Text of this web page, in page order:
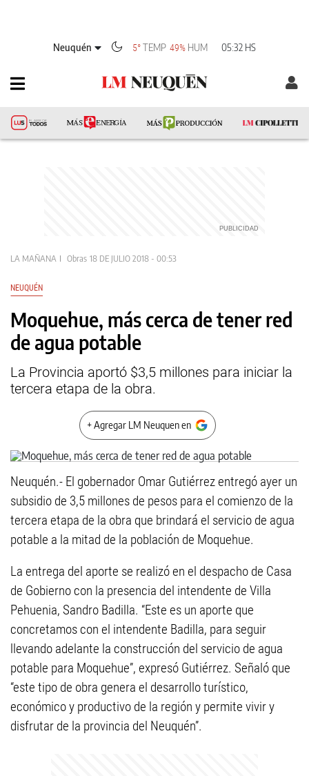
Neuquén 5°TEMP 49% HUM 05:32 HS
LA MAÑANA Obras 18 DE JULIO 2018 - 00:53
NEUQUÉN
Moquehue, más cerca de tener red
de agua potable
La Provincia aportó $3,5 millones para iniciar la
tercera etapa de la obra.
+ Agregar LM Neuquen en
Neuquén.- El gobernador Omar Gutiérrez entregó ayer un
subsidio de 3,5 millones de pesos para el comienzo de la
tercera etapa de la obra que brindará el servicio de agua
potable a la mitad de la población de Moquehue.
La entrega del aporte se realizó en el despacho de Casa
de Gobierno con la presencia del intendente de Villa
Pehuenia, Sandro Badilla. “Este es un aporte que
concretamos con el intendente Badilla, para seguir
llevando adelante la construcción del servicio de agua
potable para Moquehue”, expresó Gutiérrez. Señaló que
“este tipo de obra genera el desarrollo turístico,
económico y productivo de la región y permite vivir y
disfrutar de la provincia del Neuquén”.